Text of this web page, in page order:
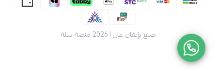
البلاك وبقايا الطعام دون التسبب في أي تهيج أو
يساهم استخدام فرشاة سنسوداين للاسنان
الحساسه​ المنتظم في الحفاظ على صحة اللثة
صنع بإتقان على | 2026 منصة سلة